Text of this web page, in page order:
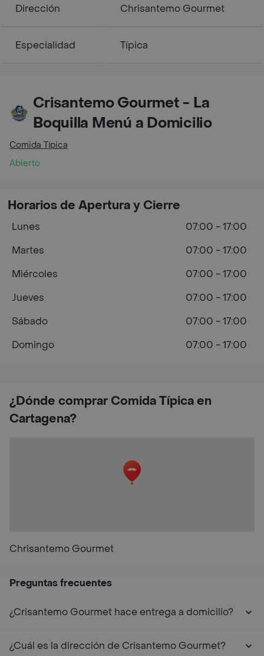
Dirección Chrisantemo Gourmet
Especialidad Típica
Crisantemo Gourmet - La
Boquilla Menú a Domicilio
Comida Típica
Abierto
¿Dónde comprar Comida Típica en
Cartagena?
Chrisantemo Gourmet
Horarios de Apertura y Cierre
Lunes
07:00 - 17:00
Martes
07:00 - 17:00
Miércoles
07:00 - 17:00
Jueves
07:00 - 17:00
Sábado
07:00 - 17:00
Domingo
07:00 - 17:00
Preguntas frecuentes
¿Crisantemo Gourmet hace entrega a domicilio?
¿Cuál es la dirección de Crisantemo Gourmet?